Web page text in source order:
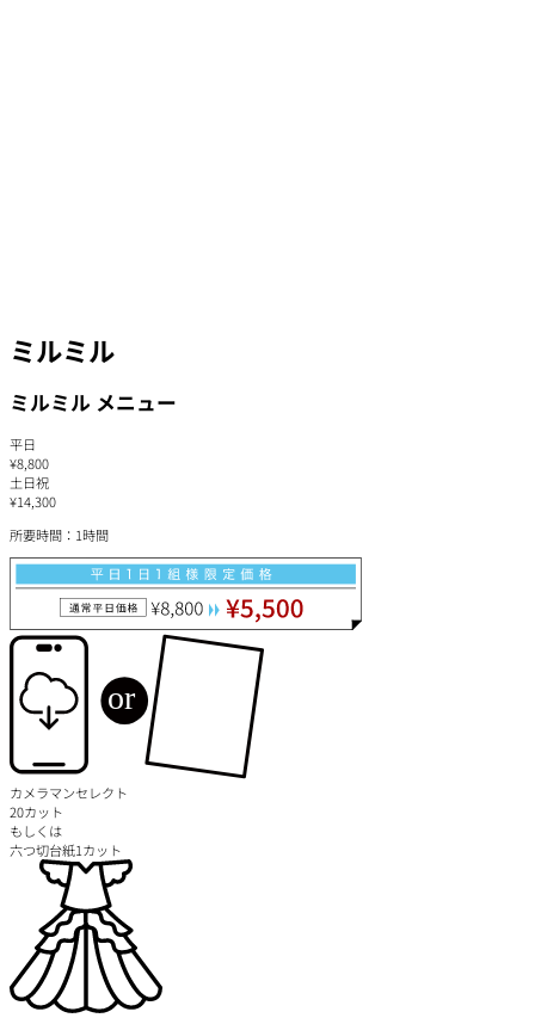
ミルミル
ミルミル メニュー
平日
¥8,800
土日祝
¥14,300
所要時間：1時間
カメラマンセレクト
20カット
もしくは
六つ切台紙1カット